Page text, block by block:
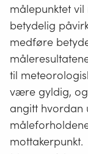
målepunktet
betydelig
medføre
til
være gyldig,
angitt hvordan
mottakerpunkt.